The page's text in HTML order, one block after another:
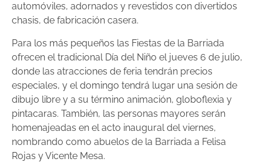
automóviles, adornados y revestidos con divertidos
chasis, de fabricación casera.
Para los más pequeños las Fiestas de la Barriada
ofrecen el tradicional Día del Niño el jueves 6 de julio,
donde las atracciones de feria tendrán precios
especiales, y el domingo tendrá lugar una sesión de
dibujo libre y a su término animación, globoflexia y
pintacaras. También, las personas mayores serán
homenajeadas en el acto inaugural del viernes,
nombrando como abuelos de la Barriada a Felisa
Rojas y Vicente Mesa.